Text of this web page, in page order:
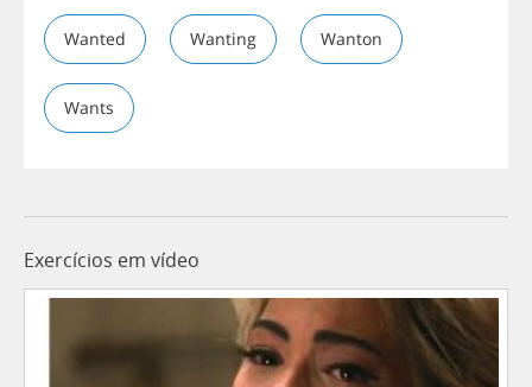
Wanted Wanting Wanton
Wants
Exercícios em vídeo